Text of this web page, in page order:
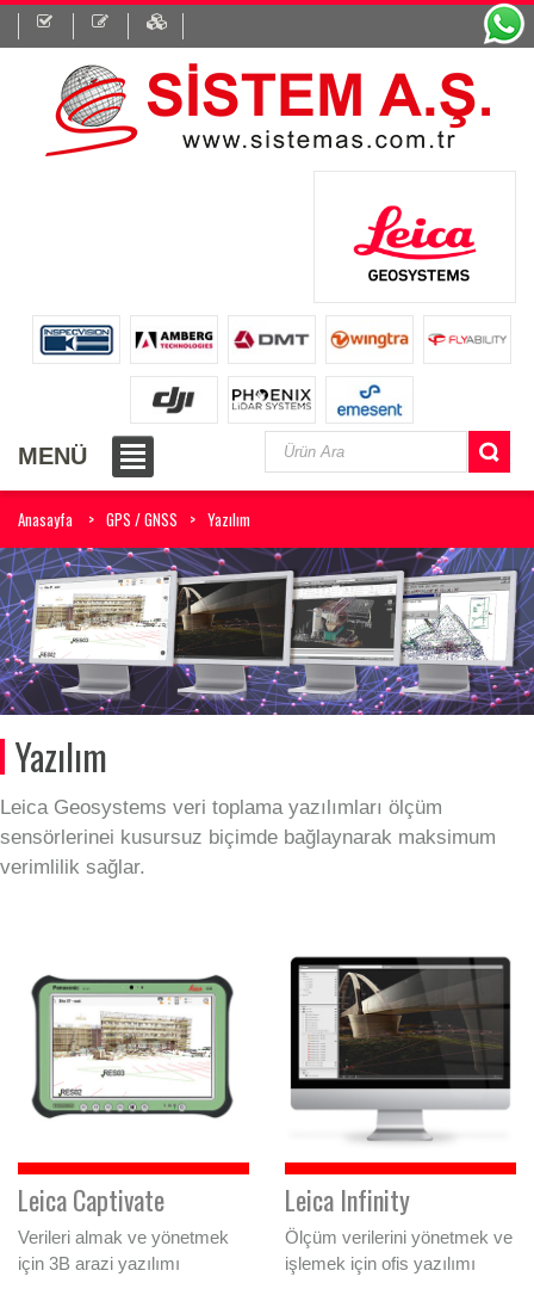
MENÜ
Anasayfa GPS / GNSS Yazılım
Yazılım
Leica Geosystems veri toplama yazılımları ölçüm
sensörlerinei kusursuz biçimde bağlaynarak maksimum
verimlilik sağlar.
Leica Captivate
Verileri almak ve yönetmek
için 3B arazi yazılımı
Leica Infinity
Ölçüm verilerini yönetmek ve
işlemek için ofis yazılımı